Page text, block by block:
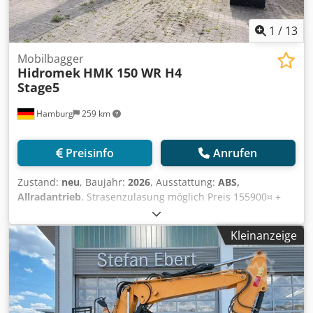
1 / 13
Hamburg 259 km
Mobilbagger
Hidromek HMK 150 WR H4
Stage5
Preisinfo Anrufen
Zustand: neu, Baujahr: 2026, Ausstattung: ABS,
Allradantrieb, Strasenzulasung möglich Preis 155900¤ +
MwSt oder export Werksgarantie Cjdpozqih Aofx Acmorf
DESCRIPTION / DESCRIPCIÓN / DESCRIPTION HMK 150W-
H4, 2,3 m Stiel, 4,6 m Ausleger / 0,6 m3 ? 985 mm Löffel
Kraftstoffförderpumpe Doppeltwirkende Hydraulikleitung
Dual High Flow ? Doppeltwirkende Hydraulikleitung mit
hohem Durchfluss. Hilfshydraulikleitung für
Drehbewegung Hydraulikleitung für Schnellwechsler
Kleinanzeige